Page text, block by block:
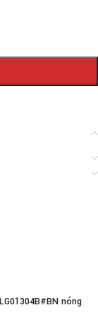
nóng